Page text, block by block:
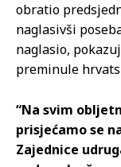
obratio
naglasivši
naglasio,
preminule
“Na svim
prisjećamo se
Zajednice